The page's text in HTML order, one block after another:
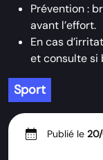
Prévention :
avant l’effort.
En cas
et consulte si
Sport
calendar_month Publié le